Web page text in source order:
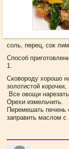
соль, перец, сок
Способ
1.
Сковороду хорошо
золотистой
Все овощи нарезать.
Орехи измельчить.
Перемешать
заправить маслом